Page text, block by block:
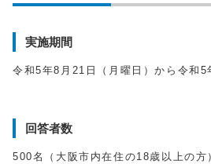
実施期間
令和5年8月21日（月曜日）から令和
回答者数
500名（大阪市内在住の18歳以上の方